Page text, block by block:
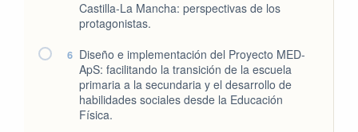
Castilla-La Mancha: perspectivas de los
protagonistas.
6 Diseño e implementación del Proyecto MED-
ApS: facilitando la transición de la escuela
primaria a la secundaria y el desarrollo de
habilidades sociales desde la Educación
Física.